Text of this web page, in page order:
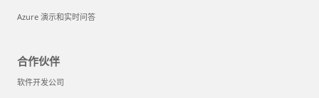
Azure 演示和实时问答
合作伙伴
软件开发公司